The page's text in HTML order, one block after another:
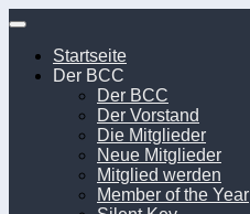
Unter
Inhalt
Startseite
Der BCC
Der BCC
Der Vorstand
Die Mitglieder
Neue Mitglieder
Mitglied werden
Member of the Year